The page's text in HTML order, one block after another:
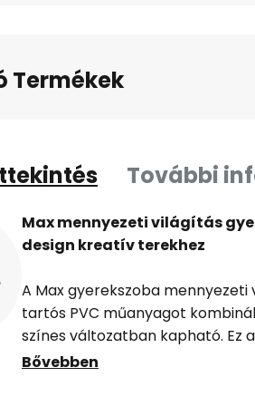
Termékek
További
Max mennyezeti világítás
design kreatív terekhez
A Max gyerekszoba
tartós PVC műanyagot
színes változatban kapható. Ez
gyerekszobákba lett tervezve,
Bővebben